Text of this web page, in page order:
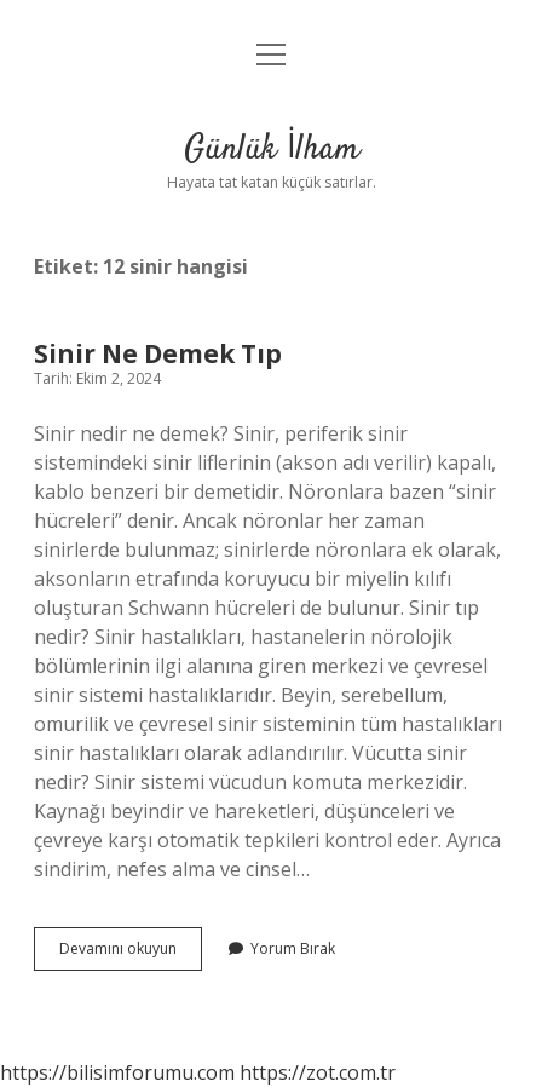
Anasayfa
Yasal Uyarı
menüyü
Günlük İlham
Hayata tat katan küçük satırlar.
Etiket: 12 sinir hangisi
Sinir Ne Demek Tıp
Tarih: Ekim 2, 2024
Sinir nedir ne demek? Sinir, periferik sinir
sistemindeki sinir liflerinin (akson adı verilir) kapalı,
kablo benzeri bir demetidir. Nöronlara bazen “sinir
hücreleri” denir. Ancak nöronlar her zaman
sinirlerde bulunmaz; sinirlerde nöronlara ek olarak,
aksonların etrafında koruyucu bir miyelin kılıfı
oluşturan Schwann hücreleri de bulunur. Sinir tıp
nedir? Sinir hastalıkları, hastanelerin nörolojik
bölümlerinin ilgi alanına giren merkezi ve çevresel
sinir sistemi hastalıklarıdır. Beyin, serebellum,
omurilik ve çevresel sinir sisteminin tüm hastalıkları
sinir hastalıkları olarak adlandırılır. Vücutta sinir
nedir? Sinir sistemi vücudun komuta merkezidir.
Kaynağı beyindir ve hareketleri, düşünceleri ve
çevreye karşı otomatik tepkileri kontrol eder. Ayrıca
sindirim, nefes alma ve cinsel…
Devamını okuyun
Ne
Yorum Bırak
https://bilisimforumu.com https://zot.com.tr